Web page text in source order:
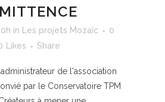
in Les projets Mozaïc
0
Likes Share
de l'association
par le Conservatoire TPM